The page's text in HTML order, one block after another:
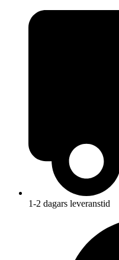
1-2 dagars leveranstid